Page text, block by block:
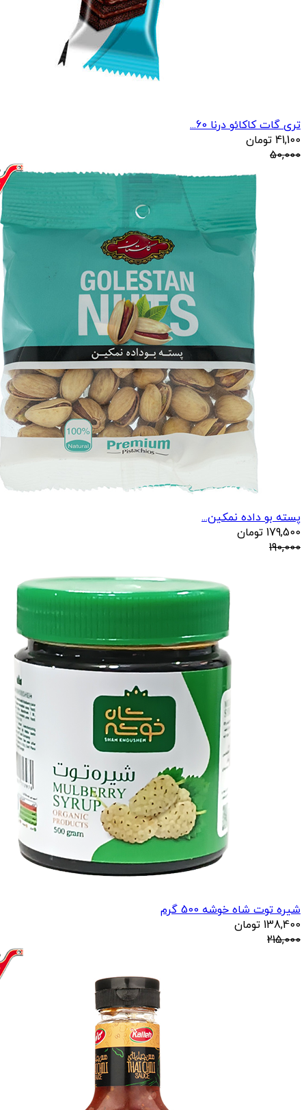
تری گات کاکائو درنا 60...
41,100 تومان
50,000
پسته بو داده نمکین...
179,500 تومان
190,000
شیره توت شاه خوشه 500 گرم
138,400 تومان
215,000